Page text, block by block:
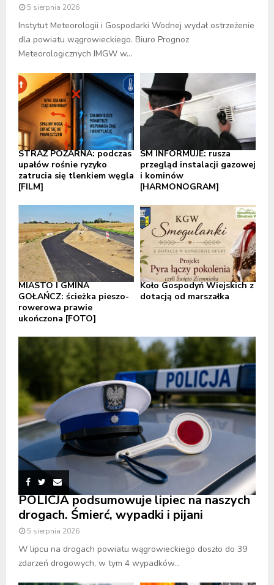
5 sierpnia 2026
Instytut Meteorologii i Gospodarki Wodnej wydał ostrzeżenie
dla powiatu wągrowieckiego. Biuro Prognoz
Meteorologicznych IMGW w...
STRAŻ POŻARNA: podczas
upałów rośnie ryzyko
zatrucia się tlenkiem węgla
[FILM]
SM INFORMUJE: rusza
przegląd instalacji gazowej
i kominów
[HARMONOGRAM]
MIASTO I GMINA
GOŁAŃCZ: ścieżka pieszo-
rowerowa prawie
ukończona [FOTO]
Koło Gospodyń Wiejskich z
dotacją od marszałka
POLICJA podsumowuje lipiec na naszych
drogach. Śmierć, wypadki i pijani
5 sierpnia 2026
W lipcu na drogach powiatu wągrowieckiego doszło do 39
zdarzeń drogowych, w tym 4 wypadków...